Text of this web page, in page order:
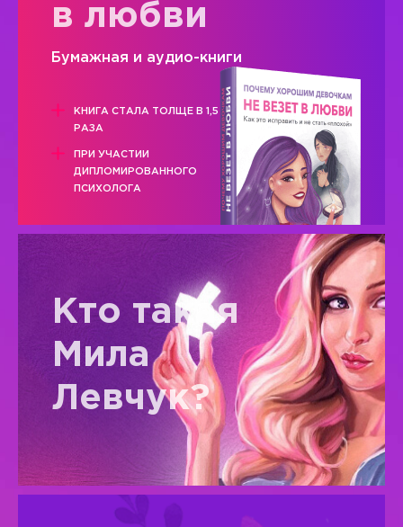
в любви
Бумажная и аудио-книги
КНИГА СТАЛА ТОЛЩЕ В 1,5
РАЗА
ПРИ УЧАСТИИ
ДИПЛОМИРОВАННОГО
ПСИХОЛОГА
Кто такая
Мила
Левчук?